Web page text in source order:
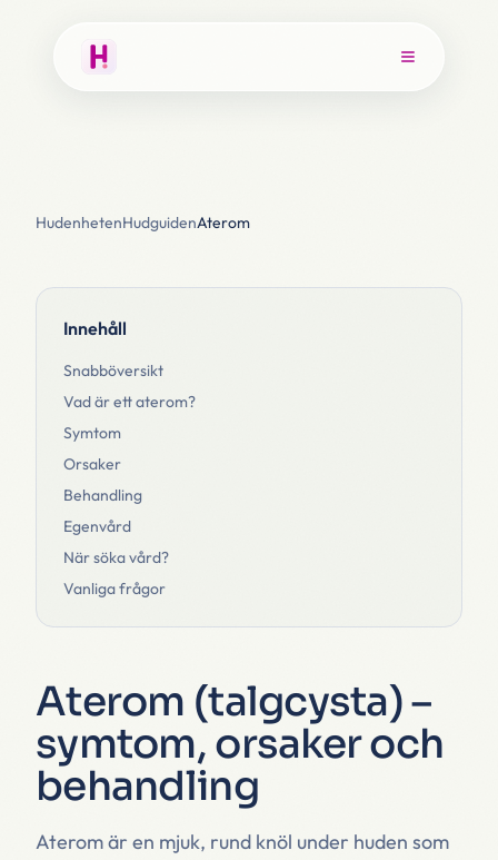
HudenhetenHudguidenAterom
Innehåll
Snabböversikt
Vad är ett aterom?
Symtom
Orsaker
Behandling
Egenvård
När söka vård?
Vanliga frågor
Aterom (talgcysta) –
symtom, orsaker och
behandling
Aterom är en mjuk, rund knöl under huden som